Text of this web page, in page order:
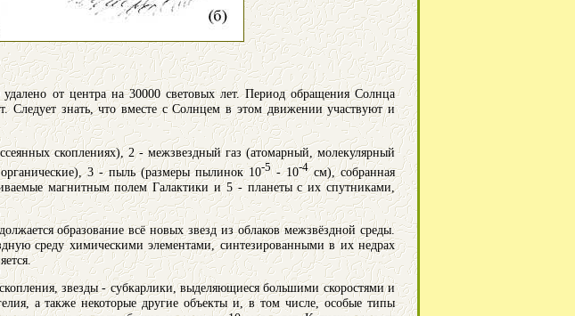
от центра на 30000 световых лет. Период обращения Солнца
Следует знать, что вместе с Солнцем в этом движении участвуют и
скоплениях), 2 - межзвездный газ (атомарный, молекулярный
3 - пыль (размеры пылинок 10-5- 10-4см), собранная
магнитным полем Галактики и 5 - планеты с их спутниками,
образование всё новых звезд из облаков межзвёздной среды.
среду химическими элементами, синтезированными в их недрах
звезды - субкарлики, выделяющиеся большими скоростями и
а также некоторые другие объекты и, в том числе, особые типы